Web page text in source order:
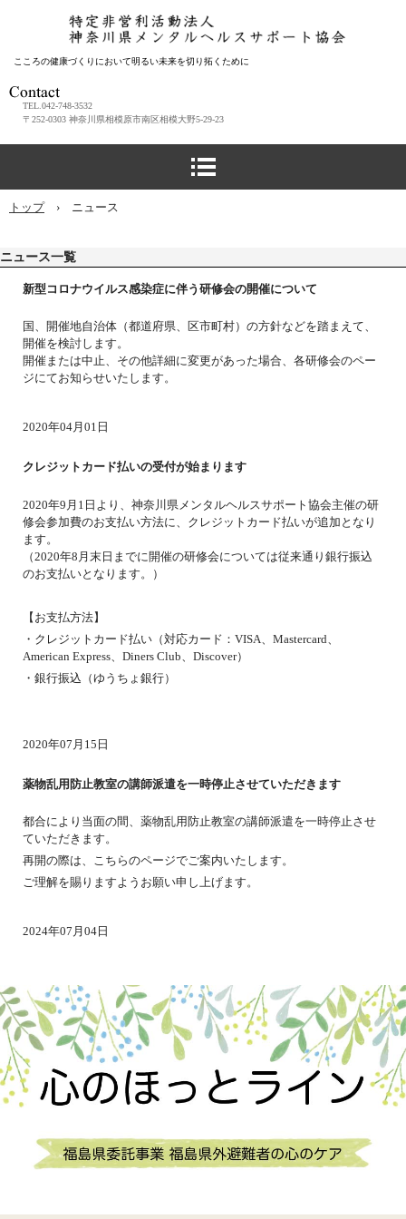
こころの健康づくりにおいて明るい未来を切り拓くために
TEL.042-748-3532
〒252-0303 神奈川県相模原市南区相模大野5-29-23
トップ › ニュース
ニュース一覧
新型コロナウイルス感染症に伴う研修会の開催について
国、開催地自治体（都道府県、区市町村）の方針などを踏まえて、
開催を検討します。
開催または中止、その他詳細に変更があった場合、各研修会のペー
ジにてお知らせいたします。
2020年04月01日
クレジットカード払いの受付が始まります
2020年9月1日より、神奈川県メンタルヘルスサポート協会主催の研
修会参加費のお支払い方法に、クレジットカード払いが追加となり
ます。
（2020年8月末日までに開催の研修会については従来通り銀行振込
のお支払いとなります。）
【お支払方法】
・クレジットカード払い（対応カード：VISA、Mastercard、
American Express、Diners Club、Discover）
・銀行振込（ゆうちょ銀行）
2020年07月15日
薬物乱用防止教室の講師派遣を一時停止させていただきます
都合により当面の間、薬物乱用防止教室の講師派遣を一時停止させ
ていただきます。
再開の際は、こちらのページでご案内いたします。
ご理解を賜りますようお願い申し上げます。
2024年07月04日